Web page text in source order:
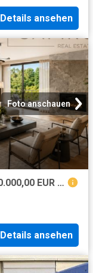
Details ansehen
Foto anschauen
Wohnung zum Kaufen in Berlin 1.450.000,00 EUR 204 m²
Details ansehen